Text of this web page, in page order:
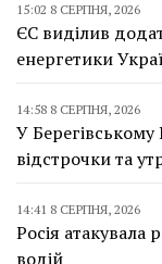
15:02 8 СЕРПНЯ, 2026
ЄС виділив
енергетики
14:58 8 СЕРПНЯ, 2026
У
відстрочки та
14:41 8 СЕРПНЯ, 2026
Росія атакувала
водій